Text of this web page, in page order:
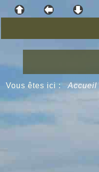
Vous êtes ici : Accueil